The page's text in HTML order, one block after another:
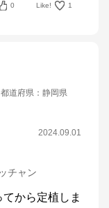
0 Like! 1
都道府県 ： 静岡県
2024.09.01
チャン
から定植しま